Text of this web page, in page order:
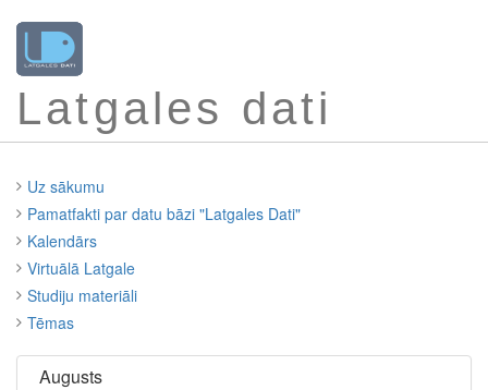
Latgales dati
Uz sākumu
Pamatfakti par datu bāzi "Latgales Dati"
Kalendārs
Virtuālā Latgale
Studiju materiāli
Tēmas
Augusts